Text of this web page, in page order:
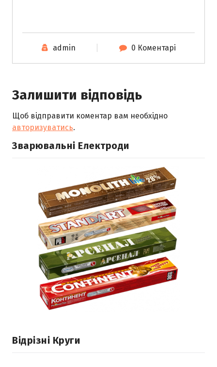
admin 0 Коментарі
Залишити відповідь
Щоб відправити коментар вам необхідно
авторизуватись.
Зварювальні Електроди
Відрізні Круги